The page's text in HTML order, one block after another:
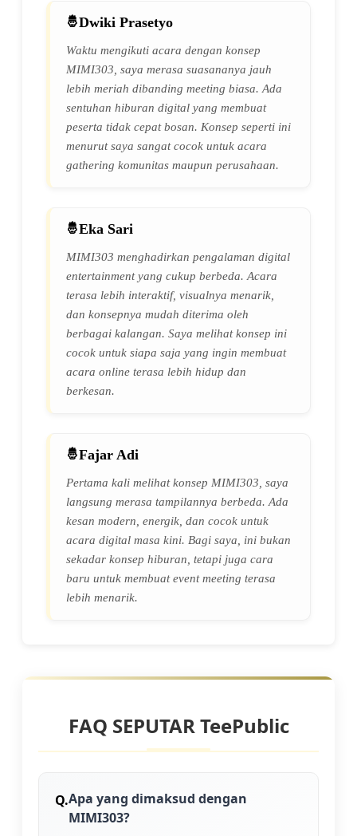
Dwiki Prasetyo
Waktu mengikuti acara dengan konsep
MIMI303, saya merasa suasananya jauh
lebih meriah dibanding meeting biasa. Ada
sentuhan hiburan digital yang membuat
peserta tidak cepat bosan. Konsep seperti ini
menurut saya sangat cocok untuk acara
gathering komunitas maupun perusahaan.
Eka Sari
MIMI303 menghadirkan pengalaman digital
entertainment yang cukup berbeda. Acara
terasa lebih interaktif, visualnya menarik,
dan konsepnya mudah diterima oleh
berbagai kalangan. Saya melihat konsep ini
cocok untuk siapa saja yang ingin membuat
acara online terasa lebih hidup dan
berkesan.
Fajar Adi
Pertama kali melihat konsep MIMI303, saya
langsung merasa tampilannya berbeda. Ada
kesan modern, energik, dan cocok untuk
acara digital masa kini. Bagi saya, ini bukan
sekadar konsep hiburan, tetapi juga cara
baru untuk membuat event meeting terasa
lebih menarik.
FAQ SEPUTAR TeePublic
Apa yang dimaksud dengan
MIMI303?